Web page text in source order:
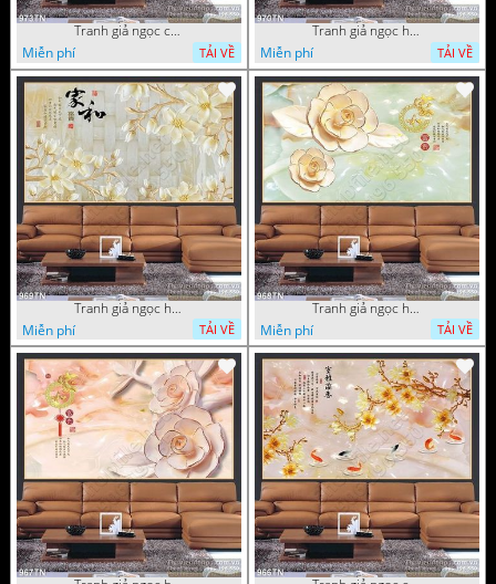
Tranh giả ngọc cá Koi
Miễn phí
TẢI VỀ
Tranh giả ngọc hoa cổ điển
Miễn phí
TẢI VỀ
Tranh giả ngọc hoa nền gạch
Miễn phí
TẢI VỀ
Tranh giả ngọc hoa mai thư pháp
Miễn phí
TẢI VỀ